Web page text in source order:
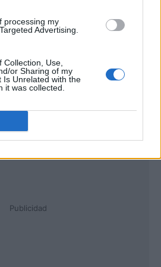
processing my
Advertising.
Use,
or Sharing of my
Is Unrelated with the
it was collected.
Publicidad